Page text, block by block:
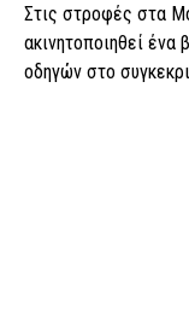
Στις στροφές στα
ακινητοποιηθεί
οδηγών στο